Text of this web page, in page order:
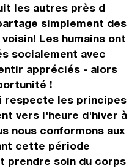
les autres près d
simplement des
Les humains ont
socialement avec
appréciés - alors
!
respecte les principes
vers l'heure d'hiver à
nous conformons aux
cette période
prendre soin du corps